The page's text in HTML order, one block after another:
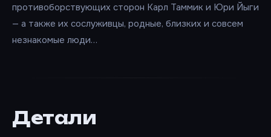
противоборствующих сторон Карл Таммик и Юри Йыги
— а также их сослуживцы, родные, близких и совсем
незнакомые люди…
Детали